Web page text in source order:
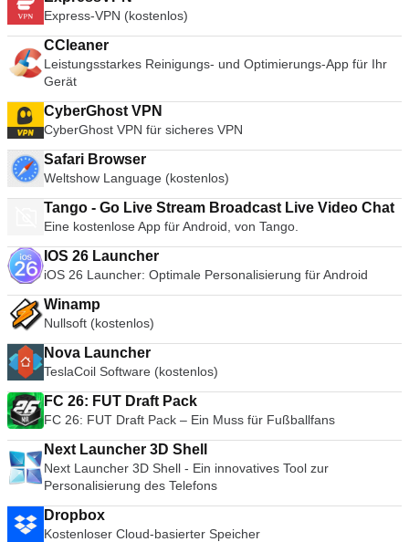
Express-VPN (kostenlos)
CCleaner
Leistungsstarkes Reinigungs- und Optimierungs-App für Ihr
Gerät
CyberGhost VPN
CyberGhost VPN für sicheres VPN
Safari Browser
Weltshow Language (kostenlos)
Tango - Go Live Stream Broadcast Live Video Chat
Eine kostenlose App für Android, von Tango.
IOS 26 Launcher
iOS 26 Launcher: Optimale Personalisierung für Android
Winamp
Nullsoft (kostenlos)
Nova Launcher
TeslaCoil Software (kostenlos)
FC 26: FUT Draft Pack
FC 26: FUT Draft Pack – Ein Muss für Fußballfans
Next Launcher 3D Shell
Next Launcher 3D Shell - Ein innovatives Tool zur
Personalisierung des Telefons
Dropbox
Kostenloser Cloud-basierter Speicher